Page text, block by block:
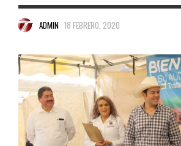
ADMIN 18 FEBRERO, 2020